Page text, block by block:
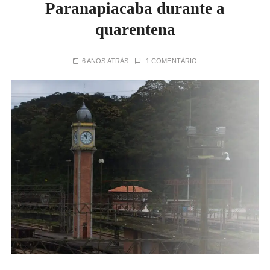
Paranapiacaba durante a
quarentena
6 ANOS ATRÁS 1 COMENTÁRIO